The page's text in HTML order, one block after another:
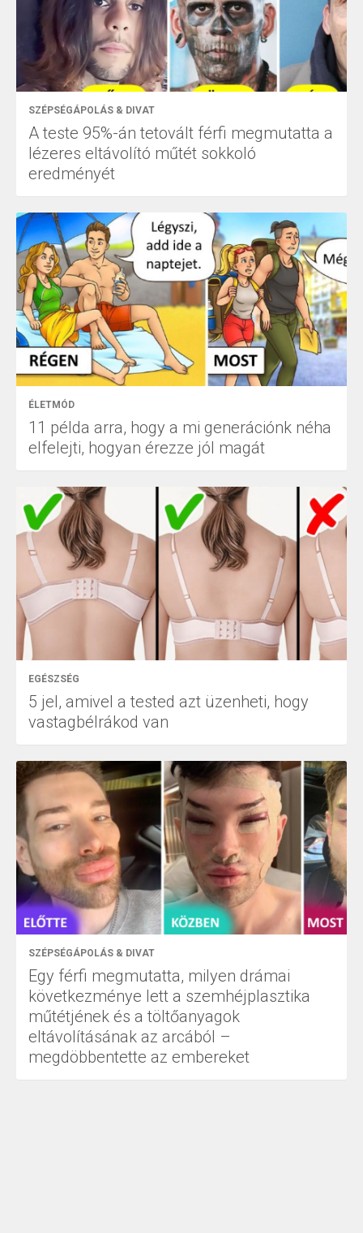
SZÉPSÉGÁPOLÁS & DIVAT
A teste 95%-án tetovált férfi megmutatta a
lézeres eltávolító műtét sokkoló
eredményét
ÉLETMÓD
11 példa arra, hogy a mi generációnk néha
elfelejti, hogyan érezze jól magát
EGÉSZSÉG
5 jel, amivel a tested azt üzenheti, hogy
vastagbélrákod van
SZÉPSÉGÁPOLÁS & DIVAT
Egy férfi megmutatta, milyen drámai
következménye lett a szemhéjplasztika
műtétjének és a töltőanyagok
eltávolításának az arcából –
megdöbbentette az embereket